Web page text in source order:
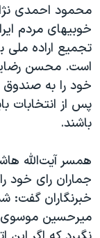
محمود احمدی
خوبیهای مردم
تجمیع اراده
است. محسن
خود را به صندوق
پس از انتخابات
باشند.
همسر آيت‌الله
جماران رای خود
خبرنگاران گفت:
ميرحسين موسوی